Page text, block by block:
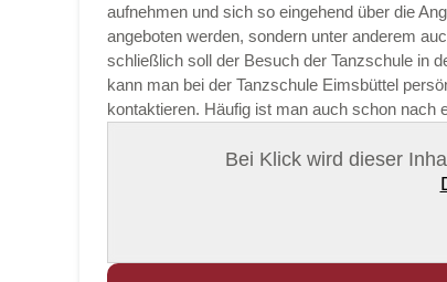
aufnehmen und sich so eingehend über die
angeboten werden, sondern unter anderem
schließlich soll der Besuch der Tanzschule in
kann man bei der Tanzschule Eimsbüttel
kontaktieren. Häufig ist man auch schon nach
Bei Klick wird dieser